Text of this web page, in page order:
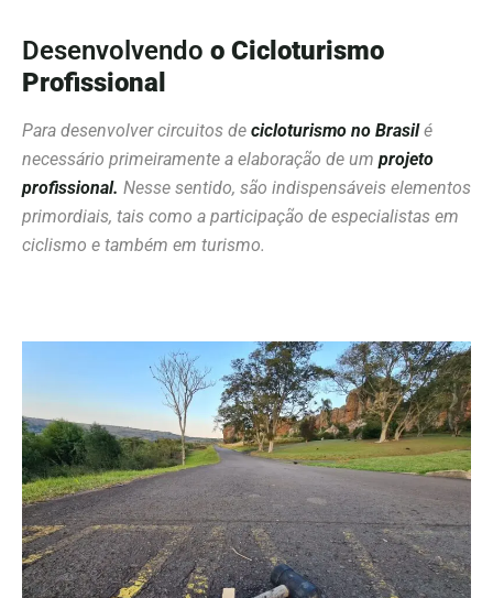
Desenvolvendo o Cicloturismo
Profissional
Para desenvolver circuitos de cicloturismo no Brasilé
necessário primeiramente a elaboração de um projeto
profissional. Nesse sentido, são indispensáveis elementos
primordiais, tais como a participação de especialistas em
ciclismo e também em turismo.